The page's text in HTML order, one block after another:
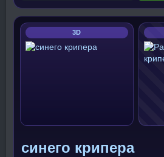
3D
синего крипера